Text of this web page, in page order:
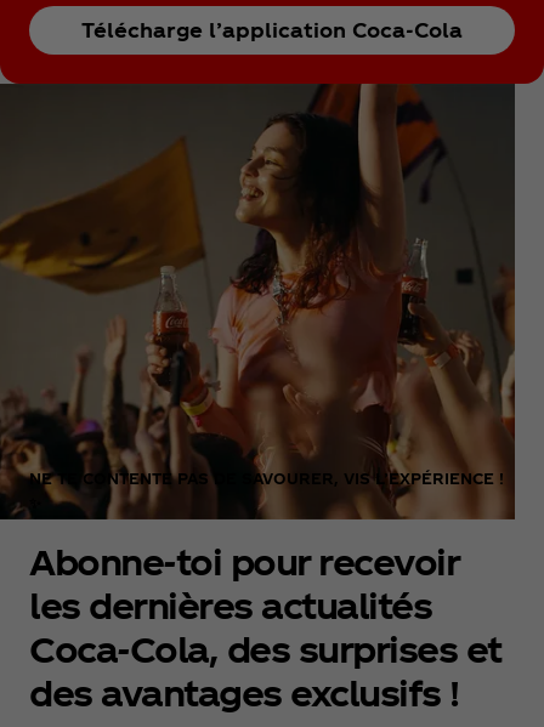
Télécharge l’application Coca‑Cola
NE TE CONTENTE PAS DE SAVOURER, VIS L’EXPÉRIENCE !
Abonne-toi pour recevoir
les dernières actualités
Coca‑Cola, des surprises et
des avantages exclusifs !